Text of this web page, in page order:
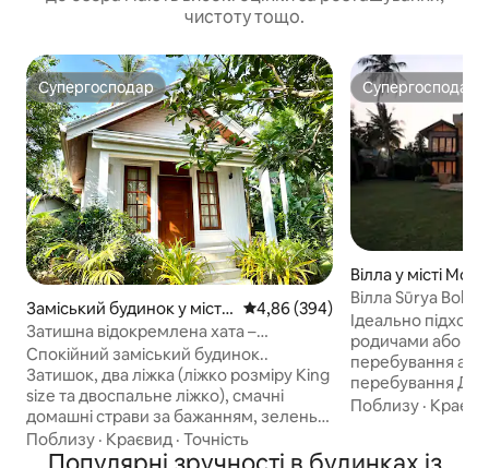
чистоту тощо.
Супергосподар
Супергосподар
Заміський будинок у місті
Delathura, Ja-Ela
Середня оцінка: 4,86 з 5,
4,86 (394)
Затишна відокремлена хата –
12 хвилин від аеропорту.
Спокійний заміський будинок..
Затишок, два ліжка (ліжко розміру King
size та двоспальне ліжко), смачні
домашні страви за бажанням, зелень
та красива природа навколо вас! Місто
Джа-Ела знаходиться всього в 3
Поблизу · Краєвид · Точність
Супергосподар
Супергосподар
Вілла у місті
Вілла Sūrya
Ідеально
родичами або
перебування
перебування Доглядач і кухар
включені в ціну Вілла знаходиться
Поблизу ·